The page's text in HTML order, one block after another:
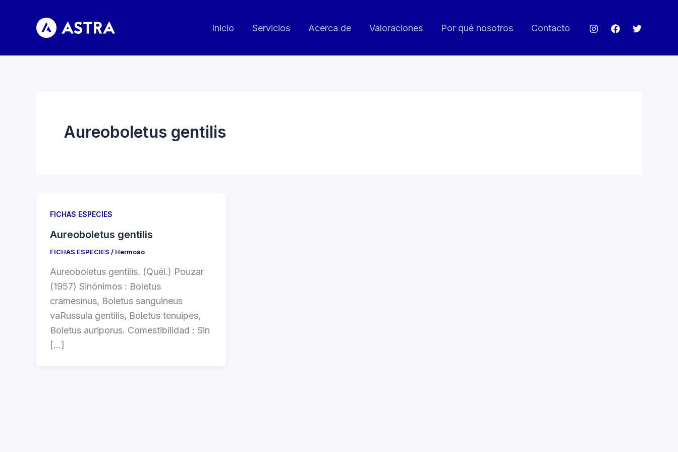
contenido
Inicio Servicios Acerca de Valoraciones Por qué nosotros Contacto
Aureoboletus gentilis
FICHAS ESPECIES
Aureoboletus gentilis
FICHAS ESPECIES / Hermoso
Aureoboletus gentilis. (Quél.) Pouzar
(1957) Sinónimos : Boletus
cramesinus, Boletus sanguineus
vaRussula gentilis, Boletus tenuipes,
Boletus auriporus. Comestibilidad : Sin
[…]